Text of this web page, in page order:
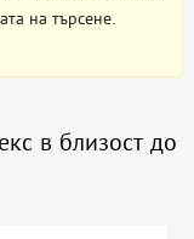
на търсене.
в близост до